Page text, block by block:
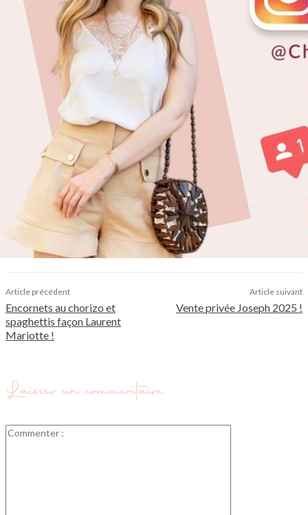
Article précédent
Encornets au chorizo et
spaghettis façon Laurent
Mariotte !
Article suivant
Vente privée Joseph 2025 !
Laisser un commentaire